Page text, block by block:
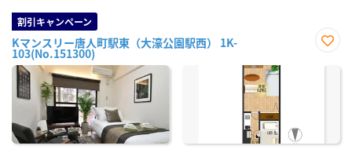
割引キャンペーン
Kマンスリー唐人町駅東（大濠公園駅西） 1K-
103(No.151300)
に入